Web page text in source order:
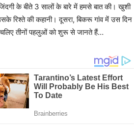
के बीते 3 सालों के बारे में हमसे बात की। खुशी
रिश्ते की कहानी। दूसरा, बिकरू गांव में उस दिन
तीनों पहलुओं को शुरू से जानते हैं…